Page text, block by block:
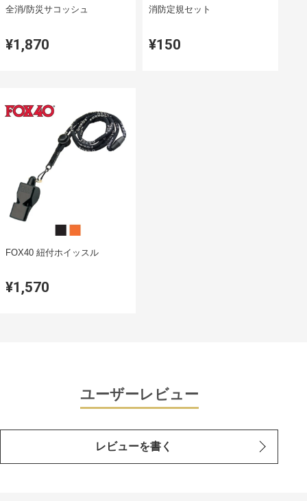
全消/防災サコッシュ
¥1,870
消防定規セット
¥150
FOX40 紐付ホイッスル
¥1,570
ユーザーレビュー
レビューを書く